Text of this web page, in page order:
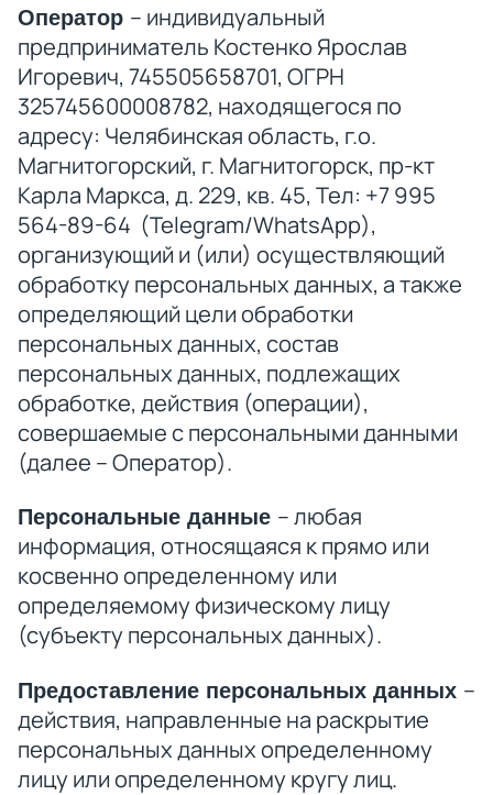
Оператор – индивидуальный
предприниматель Костенко Ярослав
Игоревич, 745505658701, ОГРН
325745600008782, находящегося по
адресу: Челябинская область, г.о.
Магнитогорский, г. Магнитогорск, пр-кт
Карла Маркса, д. 229, кв. 45, Тел: +7 995
564-89-64 (Telegram/WhatsApp),
организующий и (или) осуществляющий
обработку персональных данных, а также
определяющий цели обработки
персональных данных, состав
персональных данных, подлежащих
обработке, действия (операции),
совершаемые с персональными данными
(далее – Оператор).
Персональные данные – любая
информация, относящаяся к прямо или
косвенно определенному или
определяемому физическому лицу
(субъекту персональных данных).
Предоставление персональных данных –
действия, направленные на раскрытие
персональных данных определенному
лицу или определенному кругу лиц.